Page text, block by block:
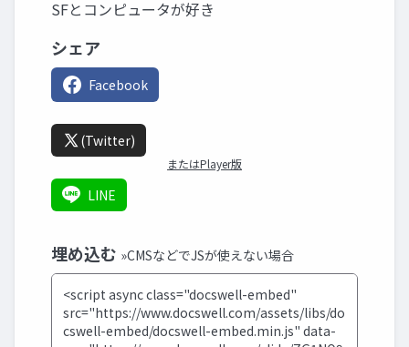
SFとコンピュータが好き
シェア
Facebook
(Twitter)
またはPlayer版
LINE
埋め込む »CMSなどでJSが使えない場合